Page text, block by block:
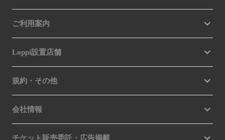
ご利用案内
Loppi設置店舗
規約・その他
会社情報
チケット販売委託・広告掲載